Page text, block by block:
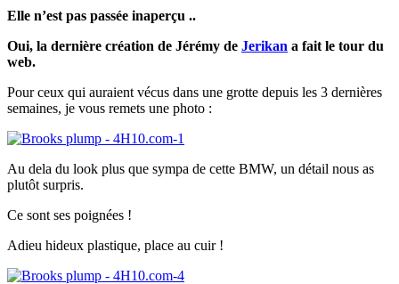
Elle n’est pas passée inaperçu ..
Oui, la dernière création de Jérémy de Jerikan a fait le tour du
web.
Pour ceux qui auraient vécus dans une grotte depuis les 3 dernières
semaines, je vous remets une photo :
Au dela du look plus que sympa de cette BMW, un détail nous as
plutôt surpris.
Ce sont ses poignées !
Adieu hideux plastique, place au cuir !